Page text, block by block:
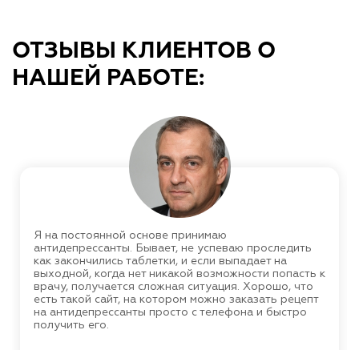
ОТЗЫВЫ КЛИЕНТОВ О
НАШЕЙ РАБОТЕ:
Я на постоянной основе принимаю
антидепрессанты. Бывает, не успеваю проследить
как закончились таблетки, и если выпадает на
выходной, когда нет никакой возможности попасть к
врачу, получается сложная ситуация. Хорошо, что
есть такой сайт, на котором можно заказать рецепт
на антидепрессанты просто с телефона и быстро
получить его.